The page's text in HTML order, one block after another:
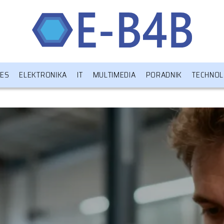
ELEKTRONIKA IT MULTIMEDIA PORADNIK